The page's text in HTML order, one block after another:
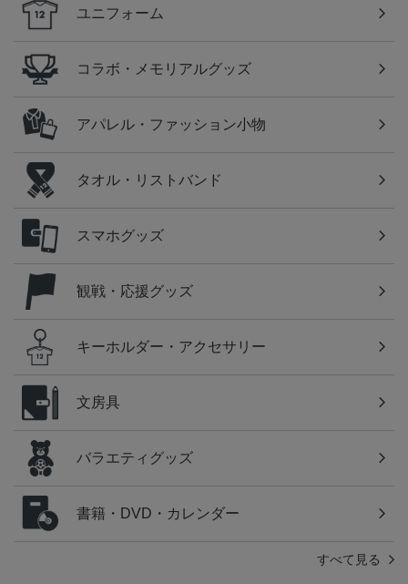
ユニフォーム
コラボ・メモリアルグッズ
アパレル・ファッション小物
タオル・リストバンド
スマホグッズ
観戦・応援グッズ
キーホルダー・アクセサリー
文房具
バラエティグッズ
書籍・DVD・カレンダー
すべて見る